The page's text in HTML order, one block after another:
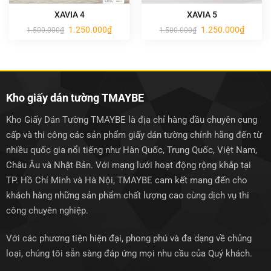
XAVIA 4
1.500.000₫ Giá
1.250.000₫Giá
hiện
XAVIA 5
1.500.000₫ Giá
1.250.000₫Giá
hiện
Kho giấy dán tường TMAYBE
Kho Giấy Dán Tường TMAYBE là địa chỉ hàng đầu chuyên cung
cấp và thi công các sản phẩm giấy dán tường chính hãng đến từ
nhiều quốc gia nổi tiếng như Hàn Quốc, Trung Quốc, Việt Nam,
Châu Âu và Nhật Bản. Với mạng lưới hoạt động rộng khắp tại
TP. Hồ Chí Minh và Hà Nội, TMAYBE cam kết mang đến cho
khách hàng những sản phẩm chất lượng cao cùng dịch vụ thi
công chuyên nghiệp.
Với các phương tiện hiện đại, phong phú và đa dạng về chủng
loại, chúng tôi sẵn sàng đáp ứng mọi nhu cầu của Quý khách.